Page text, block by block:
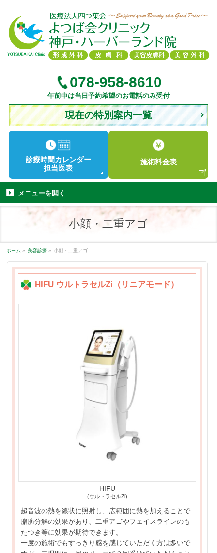
078-958-8610
午前中は当日予約希望のお電話のみ受付
現在の特別案内一覧
診療時間 カレンダー
担当医表
施術料金表
メニューを開く
小顔・二重アゴ
ホーム » 美容診療 » 小顔・二重アゴ
HIFU ウルトラセルZi（リニアモード）
HIFU
(ウルトラセルZi)
超音波の熱を線状に照射し、広範囲に熱を加えることで
脂肪分解の効果があり、二重アゴやフェイスラインのも
たつき等に効果が期待できます。
一度の施術でもすっきり感を感じていただく方は多いで